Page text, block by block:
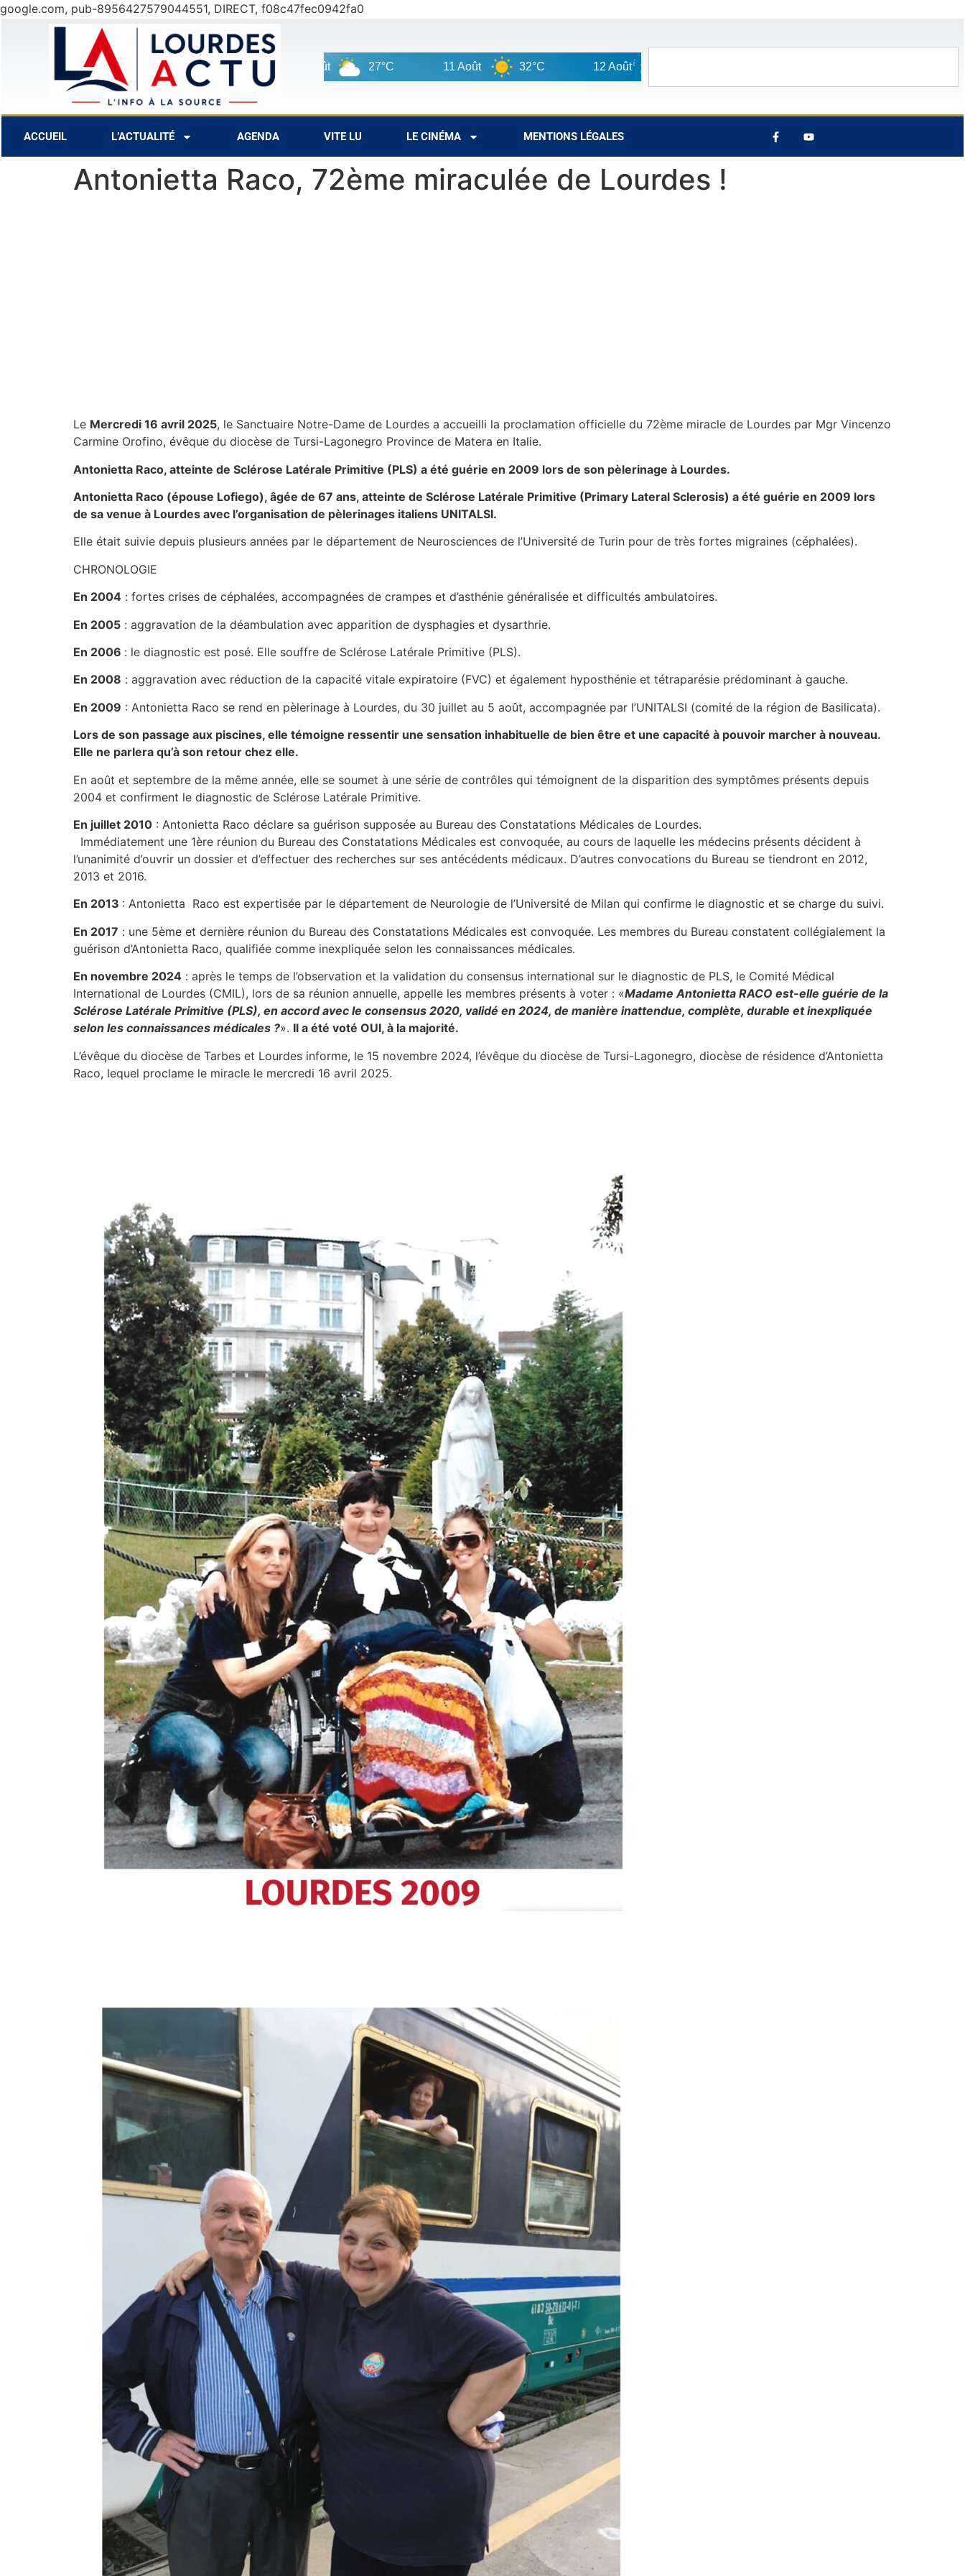
google.com, pub-8956427579044551, DIRECT, f08c47fec0942fa0
9 Août 31°C 10 Août 27°C 11 Août 32°C 12 Août 30°C
ACCUEIL L’ACTUALITÉ AGENDA VITE LU LE CINÉMA MENTIONS LÉGALES
Antonietta Raco, 72ème miraculée de Lourdes !
Le Mercredi 16 avril 2025, le Sanctuaire Notre-Dame de Lourdes a accueilli la proclamation officielle du 72ème miracle de Lourdes par Mgr Vincenzo
Carmine Orofino, évêque du diocèse de Tursi-Lagonegro Province de Matera en Italie.
Antonietta Raco, atteinte de Sclérose Latérale Primitive (PLS) a été guérie en 2009 lors de son pèlerinage à Lourdes.
Antonietta Raco (épouse Lofiego), âgée de 67 ans, atteinte de Sclérose Latérale Primitive (Primary Lateral Sclerosis) a été guérie en 2009 lors
de sa venue à Lourdes avec l’organisation de pèlerinages italiens UNITALSI.
Elle était suivie depuis plusieurs années par le département de Neurosciences de l’Université de Turin pour de très fortes migraines (céphalées).
CHRONOLOGIE
En 2004 : fortes crises de céphalées, accompagnées de crampes et d’asthénie généralisée et difficultés ambulatoires.
En 2005 : aggravation de la déambulation avec apparition de dysphagies et dysarthrie.
En 2006 : le diagnostic est posé. Elle souffre de Sclérose Latérale Primitive (PLS).
En 2008 : aggravation avec réduction de la capacité vitale expiratoire (FVC) et également hyposthénie et tétraparésie prédominant à gauche.
En 2009 : Antonietta Raco se rend en pèlerinage à Lourdes, du 30 juillet au 5 août, accompagnée par l’UNITALSI (comité de la région de Basilicata).
Lors de son passage aux piscines, elle témoigne ressentir une sensation inhabituelle de bien être et une capacité à pouvoir marcher à nouveau.
Elle ne parlera qu’à son retour chez elle.
En août et septembre de la même année, elle se soumet à une série de contrôles qui témoignent de la disparition des symptômes présents depuis
2004 et confirment le diagnostic de Sclérose Latérale Primitive.
En juillet 2010 : Antonietta Raco déclare sa guérison supposée au Bureau des Constatations Médicales de Lourdes.
Immédiatement une 1ère réunion du Bureau des Constatations Médicales est convoquée, au cours de laquelle les médecins présents décident à
l’unanimité d’ouvrir un dossier et d’effectuer des recherches sur ses antécédents médicaux. D’autres convocations du Bureau se tiendront en 2012,
2013 et 2016.
En 2013 : Antonietta Raco est expertisée par le département de Neurologie de l’Université de Milan qui confirme le diagnostic et se charge du suivi.
En 2017 : une 5ème et dernière réunion du Bureau des Constatations Médicales est convoquée. Les membres du Bureau constatent collégialement la
guérison d’Antonietta Raco, qualifiée comme inexpliquée selon les connaissances médicales.
En novembre 2024 : après le temps de l’observation et la validation du consensus international sur le diagnostic de PLS, le Comité Médical
International de Lourdes (CMIL), lors de sa réunion annuelle, appelle les membres présents à voter : «Madame Antonietta RACO est-elle guérie de la
Sclérose Latérale Primitive (PLS), en accord avec le consensus 2020, validé en 2024, de manière inattendue, complète, durable et inexpliquée
selon les connaissances médicales ?». Il a été voté OUI, à la majorité.
L’évêque du diocèse de Tarbes et Lourdes informe, le 15 novembre 2024, l’évêque du diocèse de Tursi-Lagonegro, diocèse de résidence d’Antonietta
Raco, lequel proclame le miracle le mercredi 16 avril 2025.